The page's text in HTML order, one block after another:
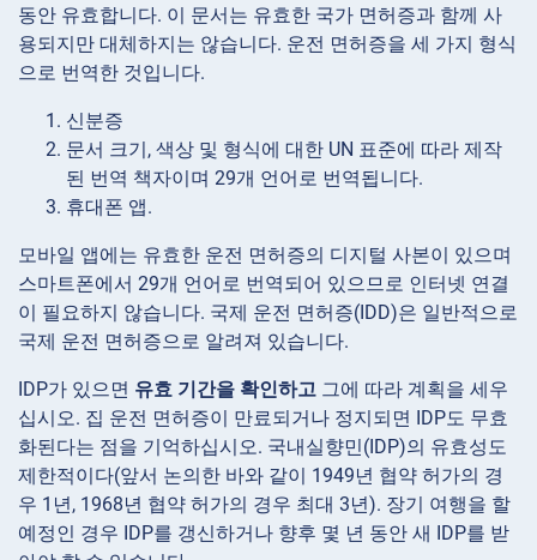
동안 유효합니다. 이 문서는 유효한 국가 면허증과 함께 사
용되지만 대체하지는 않습니다. 운전 면허증을 세 가지 형식
으로 번역한 것입니다.
신분증
문서 크기, 색상 및 형식에 대한 UN 표준에 따라 제작
된 번역 책자이며 29개 언어로 번역됩니다.
휴대폰 앱.
모바일 앱에는 유효한 운전 면허증의 디지털 사본이 있으며
스마트폰에서 29개 언어로 번역되어 있으므로 인터넷 연결
이 필요하지 않습니다. 국제 운전 면허증(IDD)은 일반적으로
국제 운전 면허증으로 알려져 있습니다.
IDP가 있으면 유효 기간을 확인하고 그에 따라 계획을 세우
십시오. 집 운전 면허증이 만료되거나 정지되면 IDP도 무효
화된다는 점을 기억하십시오. 국내실향민(IDP)의 유효성도
제한적이다(앞서 논의한 바와 같이 1949년 협약 허가의 경
우 1년, 1968년 협약 허가의 경우 최대 3년). 장기 여행을 할
예정인 경우 IDP를 갱신하거나 향후 몇 년 동안 새 IDP를 받